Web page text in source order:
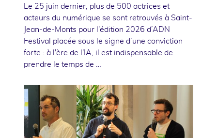
Le 25 juin dernier, plus de 500 actrices et
acteurs du numérique se sont retrouvés à Saint-
Jean-de-Monts pour l'édition 2026 d’ADN
Festival placée sous le signe d’une conviction
forte : à l'ère de l'IA, il est indispensable de
prendre le temps de …